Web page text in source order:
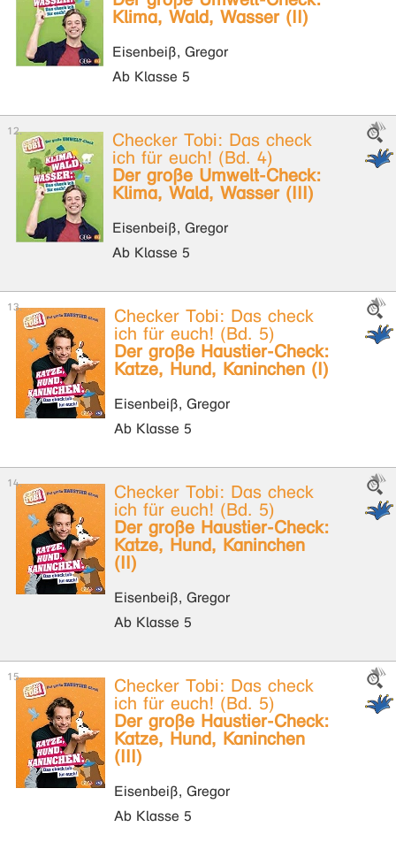
Klima, Wald, Wasser (II)
Eisenbeiß, Gregor
Ab Klasse 5
Checker Tobi: Das check
ich für euch! (Bd. 4)
Der große Umwelt-Check:
Klima, Wald, Wasser (III)
Eisenbeiß, Gregor
Ab Klasse 5
Checker Tobi: Das check
ich für euch! (Bd. 5)
Der große Haustier-Check:
Katze, Hund, Kaninchen (I)
Eisenbeiß, Gregor
Ab Klasse 5
Checker Tobi: Das check
ich für euch! (Bd. 5)
Der große Haustier-Check:
Katze, Hund, Kaninchen
(II)
Eisenbeiß, Gregor
Ab Klasse 5
Checker Tobi: Das check
ich für euch! (Bd. 5)
Der große Haustier-Check:
Katze, Hund, Kaninchen
(III)
Eisenbeiß, Gregor
Ab Klasse 5